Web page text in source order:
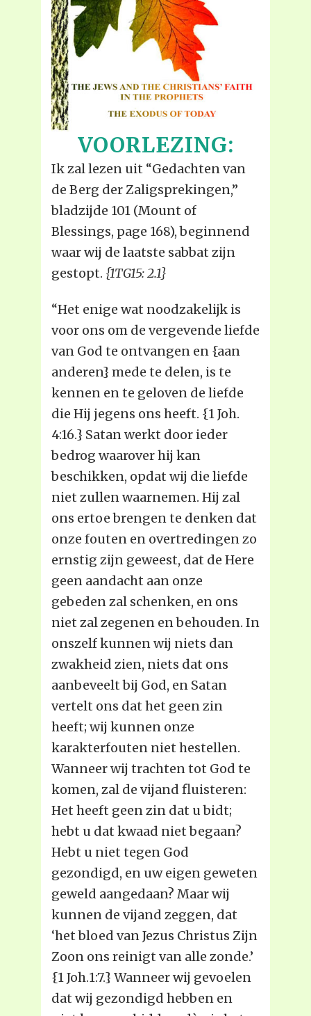
VOORLEZING:
Ik zal lezen uit “Gedachten van
de Berg der Zaligsprekingen,”
bladzijde 101 (Mount of
Blessings, page 168), beginnend
waar wij de laatste sabbat zijn
gestopt. {1TG15: 2.1}
“Het enige wat noodzakelijk is
voor ons om de vergevende liefde
van God te ontvangen en {aan
anderen} mede te delen, is te
kennen en te geloven de liefde
die Hij jegens ons heeft. {1 Joh.
4:16.} Satan werkt door ieder
bedrog waarover hij kan
beschikken, opdat wij die liefde
niet zullen waarnemen. Hij zal
ons ertoe brengen te denken dat
onze fouten en overtredingen zo
ernstig zijn geweest, dat de Here
geen aandacht aan onze
gebeden zal schenken, en ons
niet zal zegenen en behouden. In
onszelf kunnen wij niets dan
zwakheid zien, niets dat ons
aanbeveelt bij God, en Satan
vertelt ons dat het geen zin
heeft; wij kunnen onze
karakterfouten niet hestellen.
Wanneer wij trachten tot God te
komen, zal de vijand fluisteren:
Het heeft geen zin dat u bidt;
hebt u dat kwaad niet begaan?
Hebt u niet tegen God
gezondigd, en uw eigen geweten
geweld aangedaan? Maar wij
kunnen de vijand zeggen, dat
‘het bloed van Jezus Christus Zijn
Zoon ons reinigt van alle zonde.’
{1 Joh.1:7.} Wanneer wij gevoelen
dat wij gezondigd hebben en